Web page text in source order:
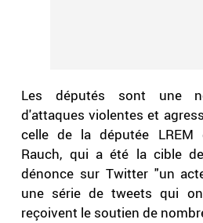
Les députés sont une
d'attaques violentes et
celle de la députée LREM
Rauch, qui a été la cible
dénonce sur Twitter "un
une série de tweets qui
reçoivent le soutien de